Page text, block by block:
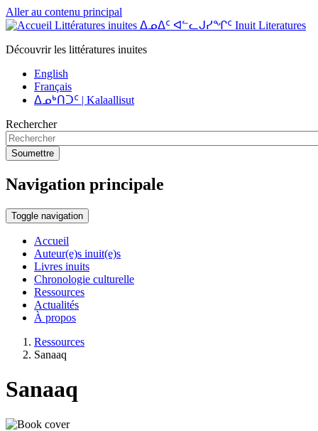
Aller au contenu principal
Littératures inuites ᐃᓄᐃᑦ ᐊᓪᓚᒍᓯᖏᑦ Inuit Literatures
Découvrir les littératures inuites
English
Français
ᐃᓄᒃᑎᑐᑦ | Kalaallisut
Rechercher
Soumettre
Navigation principale
Toggle navigation
Accueil
Auteur(e)s inuit(e)s
Livres inuits
Chronologie culturelle
Ressources
Actualités
À propos
Ressources
Sanaaq
Sanaaq